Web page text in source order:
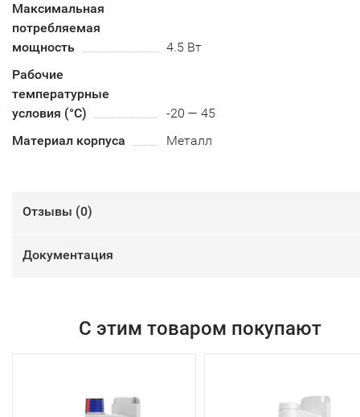
Максимальная
потребляемая
мощность
4.5 Вт
Рабочие
температурные
условия (°С)
-20 — 45
Материал корпуса
Металл
Отзывы (0)
Документация
С этим товаром покупают